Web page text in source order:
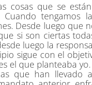
cosas que se
tengamos
Desde luego que
si son ciertas
luego la
sigue con el
el que planteaba
que han llevado